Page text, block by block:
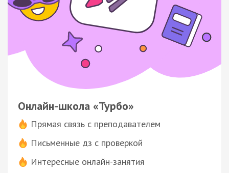
Онлайн-школа «Турбо»
Прямая связь с преподавателем
Письменные дз с проверкой
Интересные онлайн-занятия